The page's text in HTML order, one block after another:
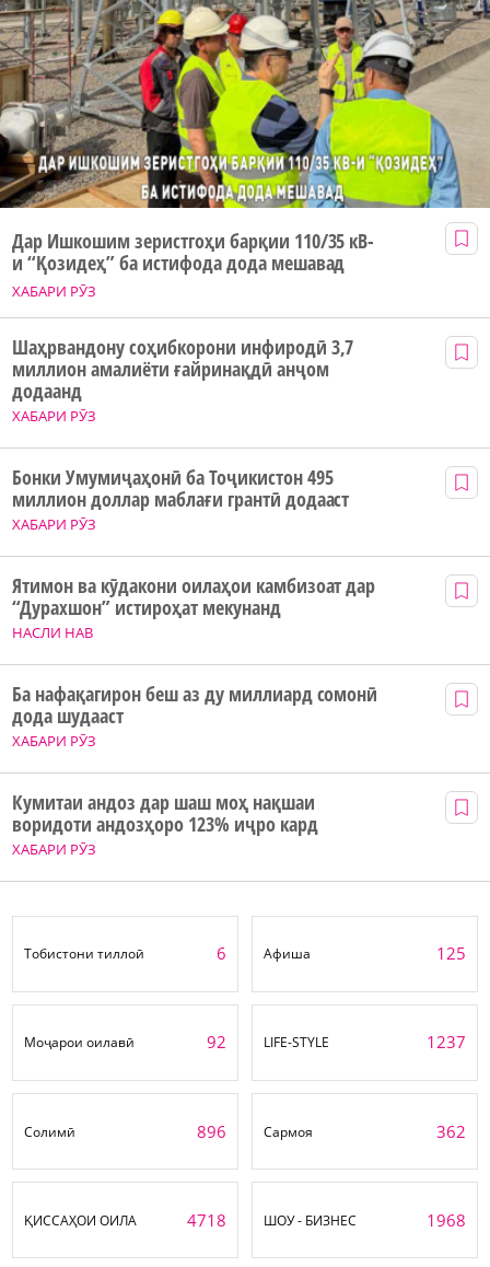
ХАБАРИ РӮЗ
Дар Ишкошим зеристгоҳи барқии 110/35 кВ-
и “Қозидеҳ” ба истифода дода мешавад
ХАБАРИ РӮЗ
Шаҳрвандону соҳибкорони инфиродӣ 3,7
миллион амалиёти ғайринақдӣ анҷом
додаанд
ХАБАРИ РӮЗ
Бонки Умумиҷаҳонӣ ба Тоҷикистон 495
миллион доллар маблағи грантӣ додааст
НАСЛИ НАВ
Ятимон ва кӯдакони оилаҳои камбизоат дар
“Дурахшон” истироҳат мекунанд
ХАБАРИ РӮЗ
Ба нафақагирон беш аз ду миллиард сомонӣ
дода шудааст
ХАБАРИ РӮЗ
Кумитаи андоз дар шаш моҳ нақшаи
воридоти андозҳоро 123% иҷро кард
Тобистони тиллоӣ 6 Афиша 125
Моҷарои оилавӣ 92 LIFE-STYLE 1237
Солимӣ 896 Сармоя 362
ҚИССАҲОИ ОИЛА 4718 ШОУ - БИЗНЕС 1968